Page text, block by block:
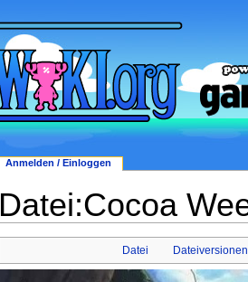
Datei:Cocoa
Datei Dateiversionen
Anmelden / Einloggen